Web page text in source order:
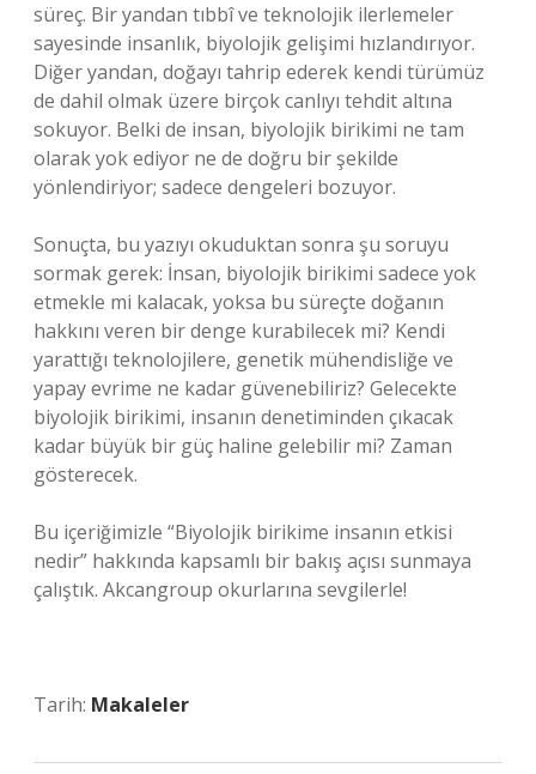
süreç. Bir yandan tıbbî ve teknolojik ilerlemeler
sayesinde insanlık, biyolojik gelişimi hızlandırıyor.
Diğer yandan, doğayı tahrip ederek kendi türümüz
de dahil olmak üzere birçok canlıyı tehdit altına
sokuyor. Belki de insan, biyolojik birikimi ne tam
olarak yok ediyor ne de doğru bir şekilde
yönlendiriyor; sadece dengeleri bozuyor.
Sonuçta, bu yazıyı okuduktan sonra şu soruyu
sormak gerek: İnsan, biyolojik birikimi sadece yok
etmekle mi kalacak, yoksa bu süreçte doğanın
hakkını veren bir denge kurabilecek mi? Kendi
yarattığı teknolojilere, genetik mühendisliğe ve
yapay evrime ne kadar güvenebiliriz? Gelecekte
biyolojik birikimi, insanın denetiminden çıkacak
kadar büyük bir güç haline gelebilir mi? Zaman
gösterecek.
Bu içeriğimizle “Biyolojik birikime insanın etkisi
nedir” hakkında kapsamlı bir bakış açısı sunmaya
çalıştık. Akcangroup okurlarına sevgilerle!
Tarih: Makaleler